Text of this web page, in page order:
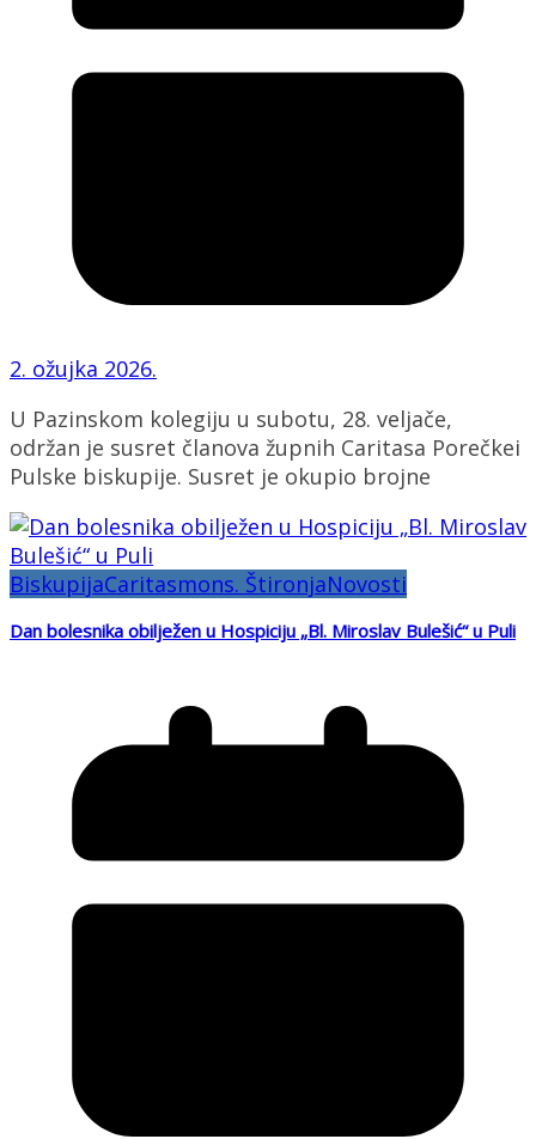
2. ožujka 2026.
U Pazinskom kolegiju u subotu, 28. veljače,
održan je susret članova župnih Caritasa Porečkei
Pulske biskupije. Susret je okupio brojne
BiskupijaCaritasmons. ŠtironjaNovosti
Dan bolesnika obilježen u Hospiciju „Bl. Miroslav Bulešić“ u Puli